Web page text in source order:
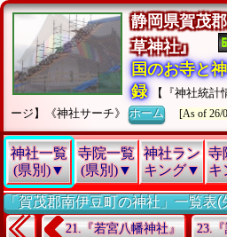
静岡県賀茂
草神社』
国のお寺と
録
【『神社統
ージ】《神社サーチ》ホーム [As of 26/
神社一覧
(県別)▼
寺院一覧
(県別)▼
神社ラン
キング▼
寺
キ
「賀茂郡南伊豆町の神社」一覧表(
21.『若宮八幡神社』 23.